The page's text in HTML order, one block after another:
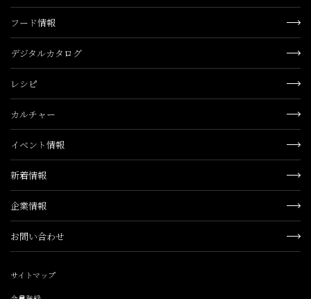
フード情報
デジタルカタログ
レシピ
カルチャー
イベント情報
新着情報
企業情報
お問い合わせ
サイトマップ